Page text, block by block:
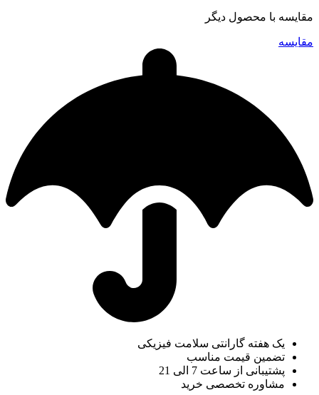
مقایسه با محصول دیگر
مقایسه
یک هفته گارانتی سلامت فیزیکی
تضمین قیمت مناسب
پشتیبانی از ساعت 7 الی 21
مشاوره تخصصی خرید